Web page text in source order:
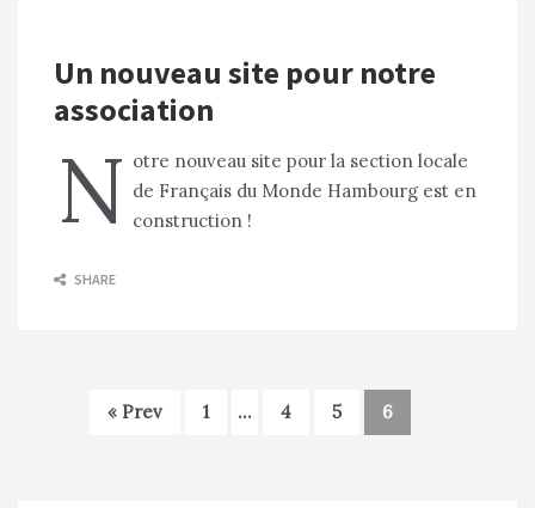
Un nouveau site pour notre
association
N otre nouveau site pour la section locale
de Français du Monde Hambourg est en
construction !
SHARE
« Prev 1 … 4 5 6